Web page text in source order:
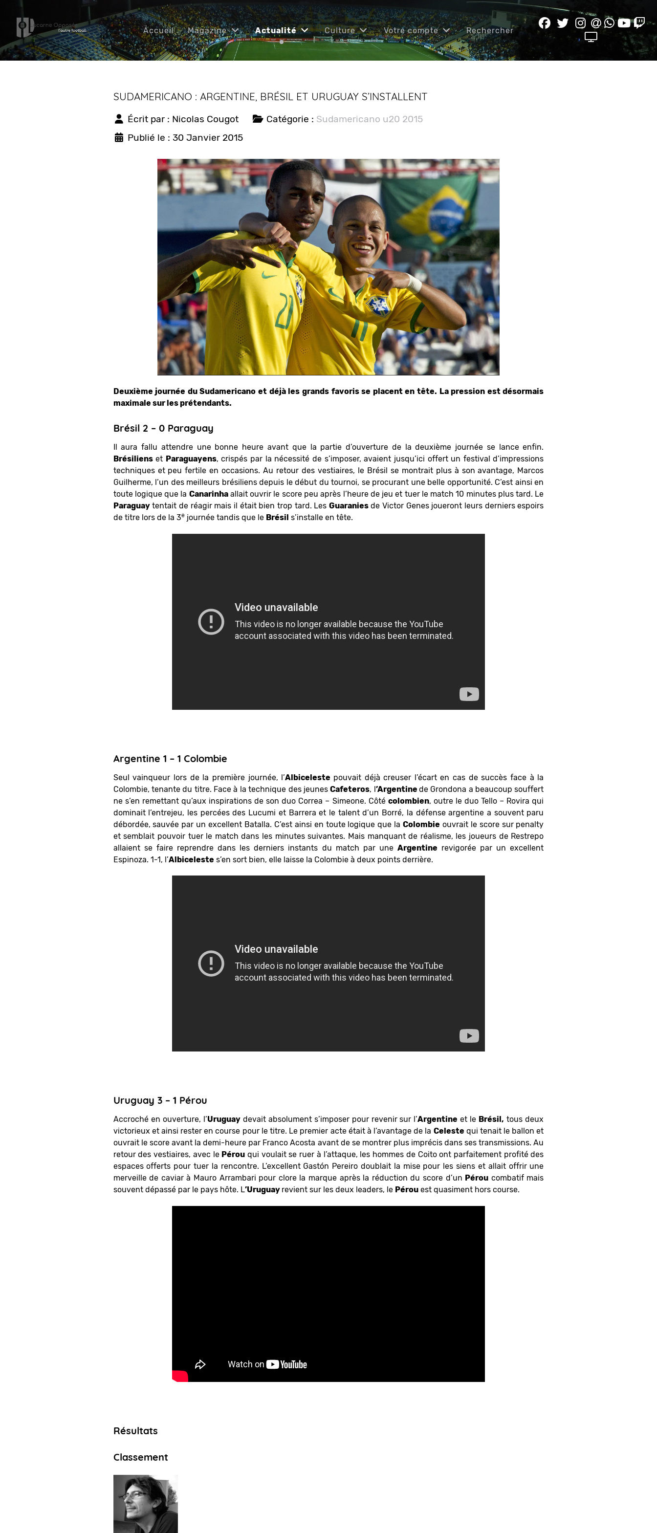
Accueil Magazine Actualité Culture Votre compte Rechercher
SUDAMERICANO : ARGENTINE, BRÉSIL ET URUGUAY S’INSTALLENT
Écrit par : Nicolas Cougot Catégorie : Sudamericano u20 2015
Publié le : 30 Janvier 2015
Deuxième journée du Sudamericano et déjà les grands favoris se placent en tête. La pression est désormais
maximale sur les prétendants.
Brésil 2 – 0 Paraguay
Il aura fallu attendre une bonne heure avant que la partie d’ouverture de la deuxième journée se lance enfin.
Brésilienset Paraguayens, crispés par la nécessité de s’imposer, avaient jusqu’ici offert un festival d’impressions
techniques et peu fertile en occasions. Au retour des vestiaires, le Brésil se montrait plus à son avantage, Marcos
Guilherme, l’un des meilleurs brésiliens depuis le début du tournoi, se procurant une belle opportunité. C’est ainsi en
toute logique que la Canarinhaallait ouvrir le score peu après l’heure de jeu et tuer le match 10 minutes plus tard. Le
Paraguaytentait de réagir mais il était bien trop tard. Les Guaraniesde Victor Genes joueront leurs derniers espoirs
de titre lors de la 3ejournée tandis que le Brésil s’installe en tête.
Argentine 1 – 1 Colombie
Seul vainqueur lors de la première journée, l’Albiceleste pouvait déjà creuser l’écart en cas de succès face à la
Colombie, tenante du titre. Face à la technique des jeunesCafeteros, l’Argentine de Grondona a beaucoup souffert
ne s’en remettant qu’aux inspirations de son duo Correa – Simeone. Côté colombien, outre le duo Tello – Rovira qui
dominait l’entrejeu, les percées des Lucumi et Barrera et le talent d’un Borré, la défense argentine a souvent paru
débordée, sauvée par un excellent Batalla. C’est ainsi en toute logique que laColombie ouvrait le score sur penalty
et semblait pouvoir tuer le match dans les minutes suivantes. Mais manquant de réalisme, les joueurs de Restrepo
allaient se faire reprendre dans les derniers instants du match par une Argentine revigorée par un excellent
Espinoza. 1-1, l’Albiceleste s’en sort bien, elle laisse la Colombie à deux points derrière.
Uruguay 3 – 1 Pérou
Accroché en ouverture, l’Uruguaydevait absolument s’imposer pour revenir sur l’Argentine et le Brésil, tous deux
victorieux et ainsi rester en course pour le titre. Le premier acte était à l’avantage de la Celeste qui tenait le ballon et
ouvrait le score avant la demi-heure par Franco Acosta avant de se montrer plus imprécis dans ses transmissions. Au
retour des vestiaires, avec le Pérou qui voulait se ruer à l’attaque, les hommes de Coito ont parfaitement profité des
espaces offerts pour tuer la rencontre. L’excellent Gastón Pereiro doublait la mise pour les siens et allait offrir une
merveille de caviar à Mauro Arrambari pour clore la marque après la réduction du score d’un Pérou combatif mais
souvent dépassé par le pays hôte. L’Uruguay revient sur les deux leaders, le Pérouest quasiment hors course.
Résultats
Classement